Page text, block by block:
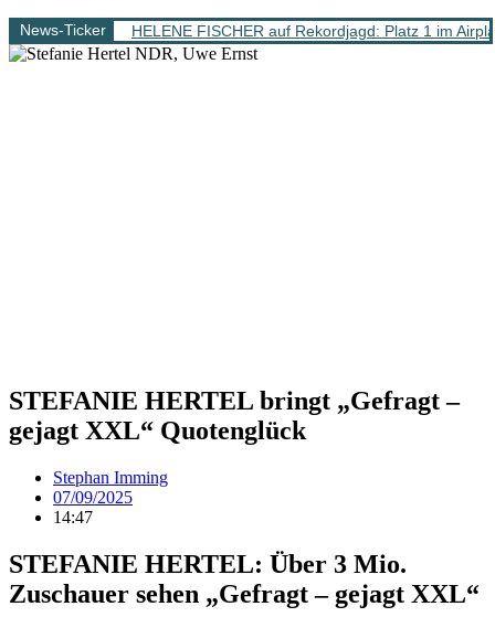
News-Ticker HELENE FISCHER auf Rekordjagd: Platz 1 im
STEFANIE HERTEL bringt „Gefragt –
gejagt XXL“ Quotenglück
Stephan Imming
07/09/2025
14:47
STEFANIE HERTEL: Über 3 Mio.
Zuschauer sehen „Gefragt – gejagt XXL“